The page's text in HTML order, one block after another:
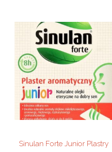
Sinulan Forte Junior Plastry